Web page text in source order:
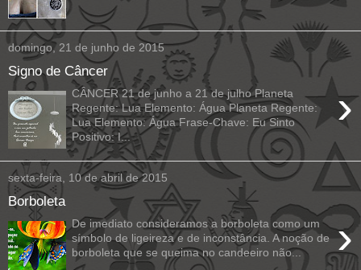
domingo, 21 de junho de 2015
Signo de Câncer
›
CÂNCER 21 de junho a 21 de julho Planeta
Regente: Lua Elemento: Água Planeta Regente:
Lua Elemento: Água Frase-Chave: Eu Sinto
Positivo: I...
sexta-feira, 10 de abril de 2015
Borboleta
›
De imediato consideramos a borboleta como um
símbolo de ligeireza e de inconstância. A noção de
borboleta que se queima no candeeiro não...